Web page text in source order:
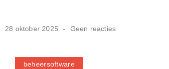
28 oktober 2025 Geen reacties
beheersoftware